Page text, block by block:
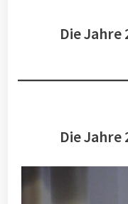
Die Jahre
Die Jahre